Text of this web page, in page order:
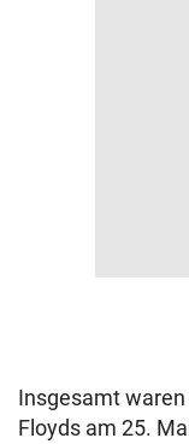
Insgesamt waren
Floyds am 25.